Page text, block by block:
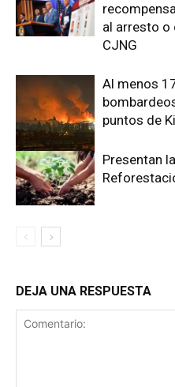
al arresto o
CJNG
Al menos
puntos de
Presentan
DEJA UNA RESPUESTA